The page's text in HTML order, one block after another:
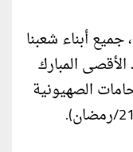
أبناء شعبنا
المبارك
الصهيونية